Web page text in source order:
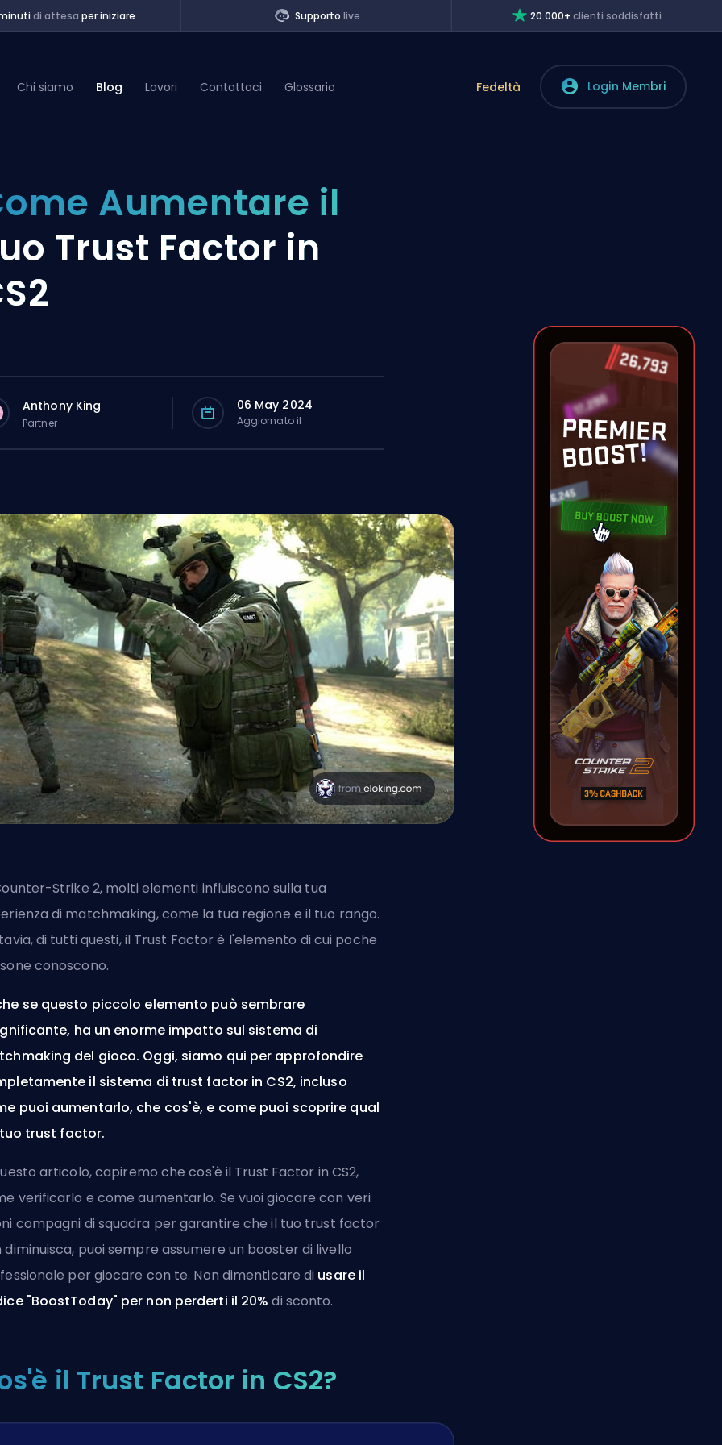
di attesa per iniziare Supporto live 20.000+clienti soddisfatti
Chi siamo Blog Lavori Contattaci Glossario Fedeltà Login Membri
Aumentare il
Trust Factor in
Anthony King
Partner
06 May 2024
Aggiornato il
Strike 2, molti elementi influiscono sulla tua
di matchmaking, come la tua regione e il tuo rango.
di tutti questi, il Trust Factor è l'elemento di cui poche
conoscono.
se questo piccolo elemento può sembrare
ha un enorme impatto sul sistema di
del gioco. Oggi, siamo qui per approfondire
il sistema di trust factor in CS2, incluso
puoi aumentarlo, che cos'è, e come puoi scoprire qual
trust factor.
articolo, capiremo che cos'è il Trust Factor in CS2,
verificarlo e come aumentarlo. Se vuoi giocare con veri
compagni di squadra per garantire che il tuo trust factor
diminuisca, puoi sempre assumere un booster di livello
per giocare con te. Non dimenticare di usare il
"BoostToday" per non perderti il 20% di sconto.
il Trust Factor in CS2?